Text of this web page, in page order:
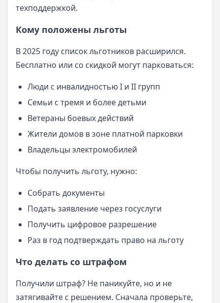
техподдержкой.
Кому положены льготы
В 2025 году список льготников расширился.
Бесплатно или со скидкой могут парковаться:
Люди с инвалидностью I и II групп
Семьи с тремя и более детьми
Ветераны боевых действий
Жители домов в зоне платной парковки
Владельцы электромобилей
Чтобы получить льготу, нужно:
Собрать документы
Подать заявление через госуслуги
Получить цифровое разрешение
Раз в год подтверждать право на льготу
Что делать со штрафом
Получили штраф? Не паникуйте, но и не
затягивайте с решением. Сначала проверьте,